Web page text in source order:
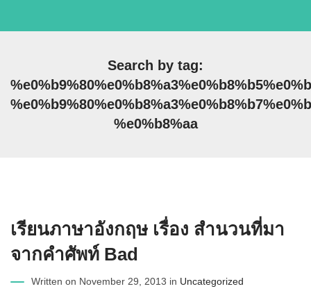
Search by tag:
%e0%b8%aa
เรียนภาษาอังกฤษ เรื่อง สำนวนที่มา
จากคำศัพท์ Bad
Written on November 29, 2013 in Uncategorized